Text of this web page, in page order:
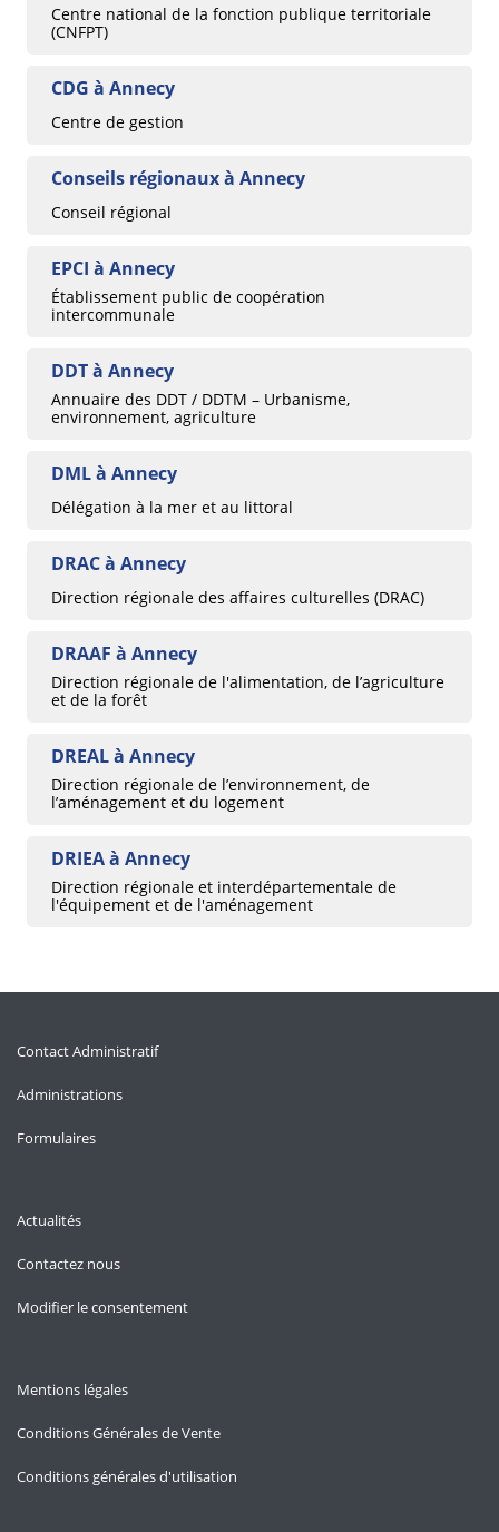
Centre national de la fonction publique territoriale
(CNFPT)
CDG à Annecy
Centre de gestion
Conseils régionaux à Annecy
Conseil régional
EPCI à Annecy
Établissement public de coopération
intercommunale
DDT à Annecy
Annuaire des DDT / DDTM – Urbanisme,
environnement, agriculture
DML à Annecy
Délégation à la mer et au littoral
DRAC à Annecy
Direction régionale des affaires culturelles (DRAC)
DRAAF à Annecy
Direction régionale de l'alimentation, de l’agriculture
et de la forêt
DREAL à Annecy
Direction régionale de l’environnement, de
l’aménagement et du logement
DRIEA à Annecy
Direction régionale et interdépartementale de
l'équipement et de l'aménagement
Contact Administratif
Administrations
Formulaires
Actualités
Contactez nous
Modifier le consentement
Mentions légales
Conditions Générales de Vente
Conditions générales d'utilisation